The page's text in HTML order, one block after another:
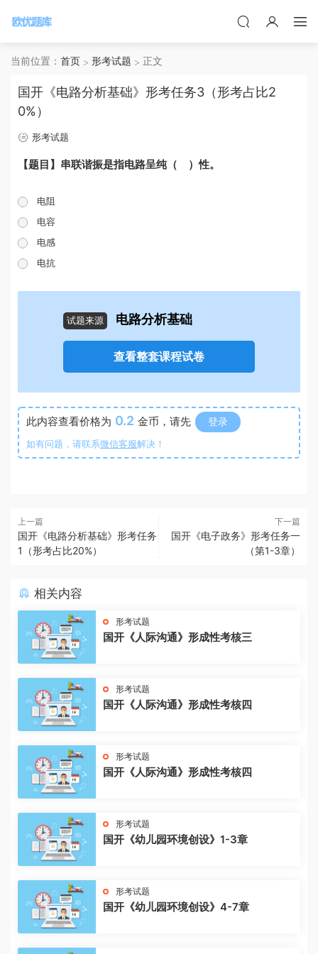
当前位置： 首页 形考试题 正文
国开《电路分析基础》形考任务3（形考占比2
0%）
形考试题
【题目】串联谐振是指电路呈纯（ ）性。
电阻
电容
电感
电抗
试题来源 电路分析基础
查看整套课程试卷
此内容查看价格为 0.2 金币，请先 登录
如有问题，请联系微信客服解决！
上一篇
国开《电路分析基础》形考任务
1（形考占比20%）
下一篇
国开《电子政务》形考任务一
（第1-3章）
相关内容
形考试题
国开《人际沟通》形成性考核三
形考试题
国开《人际沟通》形成性考核四
形考试题
国开《人际沟通》形成性考核四
形考试题
国开《幼儿园环境创设》1-3章
形考试题
国开《幼儿园环境创设》4-7章